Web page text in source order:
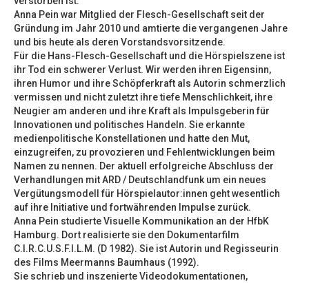
Anna Pein war Mitglied der Flesch-Gesellschaft seit der
Gründung im Jahr 2010 und amtierte die vergangenen Jahre
und bis heute als deren Vorstandsvorsitzende.
Für die Hans-Flesch-Gesellschaft und die Hörspielszene ist
ihr Tod ein schwerer Verlust. Wir werden ihren Eigensinn,
ihren Humor und ihre Schöpferkraft als Autorin schmerzlich
vermissen und nicht zuletzt ihre tiefe Menschlichkeit, ihre
Neugier am anderen und ihre Kraft als Impulsgeberin für
Innovationen und politisches Handeln. Sie erkannte
medienpolitische Konstellationen und hatte den Mut,
einzugreifen, zu provozieren und Fehlentwicklungen beim
Namen zu nennen. Der aktuell erfolgreiche Abschluss der
Verhandlungen mit ARD / Deutschlandfunk um ein neues
Vergütungsmodell für Hörspielautor:innen geht wesentlich
auf ihre Initiative und fortwährenden Impulse zurück.
Anna Pein studierte Visuelle Kommunikation an der HfbK
Hamburg. Dort realisierte sie den Dokumentarfilm
C.I.R.C.U.S.F.I.L.M. (D 1982). Sie ist Autorin und Regisseurin
des Films Meermanns Baumhaus (1992).
Sie schrieb und inszenierte Videodokumentationen,